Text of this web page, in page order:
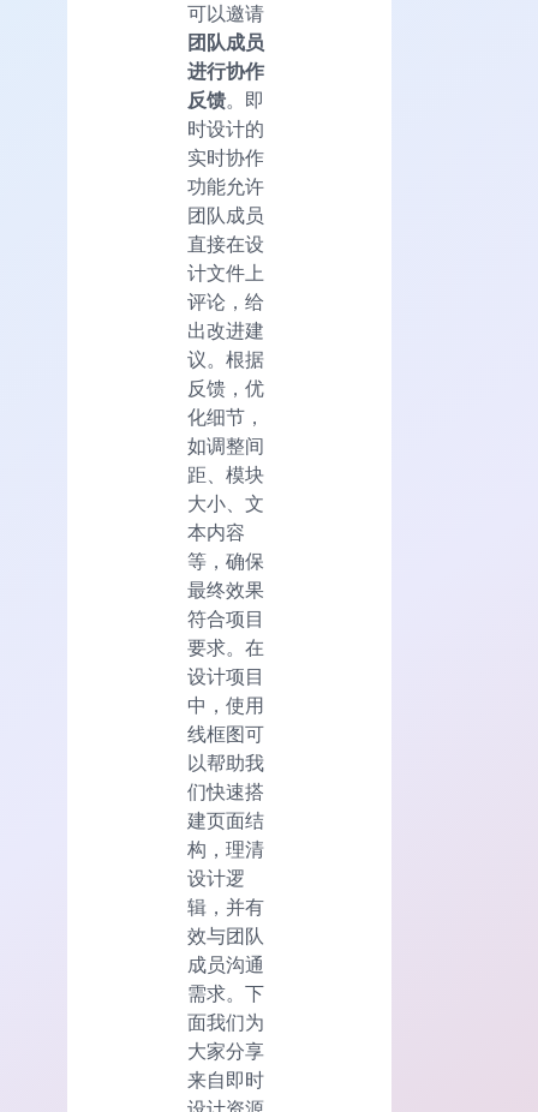
可以邀请
团队成员
进行协作
反馈。即
时设计的
实时协作
功能允许
团队成员
直接在设
计文件上
评论，给
出改进建
议。根据
反馈，优
化细节，
如调整间
距、模块
大小、文
本内容
等，确保
最终效果
符合项目
要求。在
设计项目
中，使用
线框图可
以帮助我
们快速搭
建页面结
构，理清
设计逻
辑，并有
效与团队
成员沟通
需求。下
面我们为
大家分享
来自即时